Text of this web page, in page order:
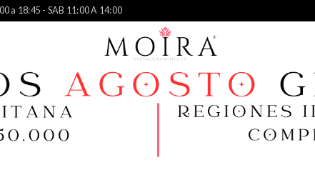
a 18:45 - SAB 11:00 A 14:00